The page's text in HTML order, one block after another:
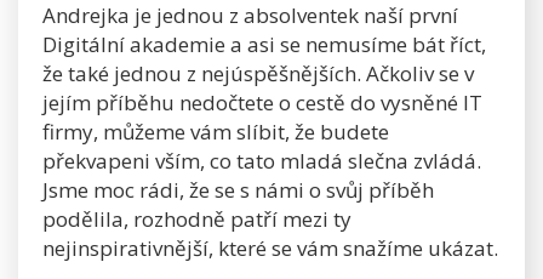
Andrejka je jednou z absolventek naší první
Digitální akademie a asi se nemusíme bát říct,
že také jednou z nejúspěšnějších. Ačkoliv se v
jejím příběhu nedočtete o cestě do vysněné IT
firmy, můžeme vám slíbit, že budete
překvapeni vším, co tato mladá slečna zvládá.
Jsme moc rádi, že se s námi o svůj příběh
podělila, rozhodně patří mezi ty
nejinspirativnější, které se vám snažíme ukázat.